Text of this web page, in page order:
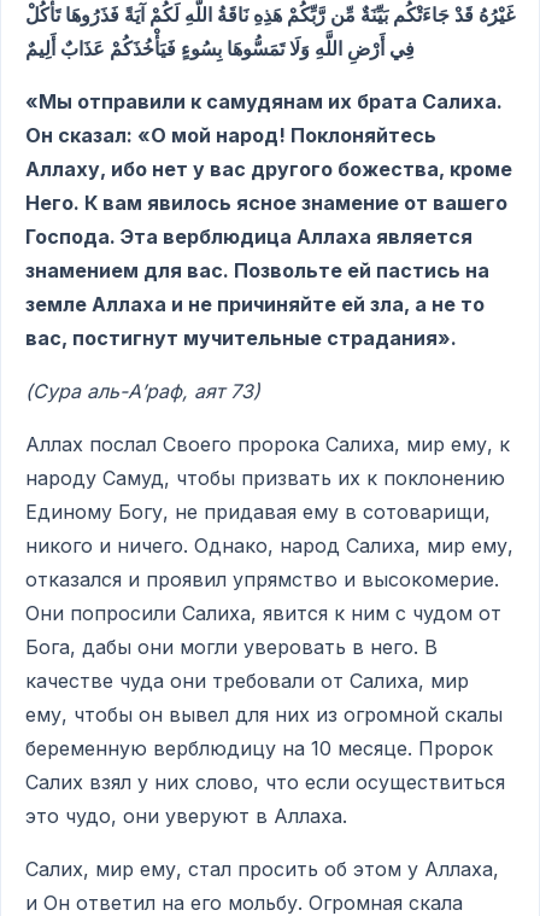
غَيْرُهُ قَدْ جَاءَتْكُم بَيِّنَةٌ مِّن رَّبِّكُمْ هَذِهِ نَاقَةُ اللَّهِ لَكُمْ آيَةً فَذَرُوهَا تَأْكُلْ
فِي أَرْضِ اللَّهِ وَلَا تَمَسُّوهَا بِسُوءٍ فَيَأْخُذَكُمْ عَذَابٌ أَلِيمٌ
«Мы отправили к самудянам их брата Салиха.
Он сказал: «О мой народ! Поклоняйтесь
Аллаху, ибо нет у вас другого божества, кроме
Него. К вам явилось ясное знамение от вашего
Господа. Эта верблюдица Аллаха является
знамением для вас. Позвольте ей пастись на
земле Аллаха и не причиняйте ей зла, а не то
вас, постигнут мучительные страдания».
(Сура аль-А’раф, аят 73)
Аллах послал Своего пророка Салиха, мир ему, к
народу Самуд, чтобы призвать их к поклонению
Единому Богу, не придавая ему в сотоварищи,
никого и ничего. Однако, народ Салиха, мир ему,
отказался и проявил упрямство и высокомерие.
Они попросили Салиха, явится к ним с чудом от
Бога, дабы они могли уверовать в него. В
качестве чуда они требовали от Салиха, мир
ему, чтобы он вывел для них из огромной скалы
беременную верблюдицу на 10 месяце. Пророк
Салих взял у них слово, что если осуществиться
это чудо, они уверуют в Аллаха.
Салих, мир ему, стал просить об этом у Аллаха,
и Он ответил на его мольбу. Огромная скала